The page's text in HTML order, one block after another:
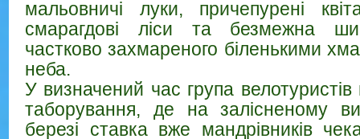
мальовничі луки, причепурені
смарагдові ліси та безмежна
частково захмареного біленькими
неба.
У визначений час група
таборування, де на залісненому
березі ставка вже мандрівників